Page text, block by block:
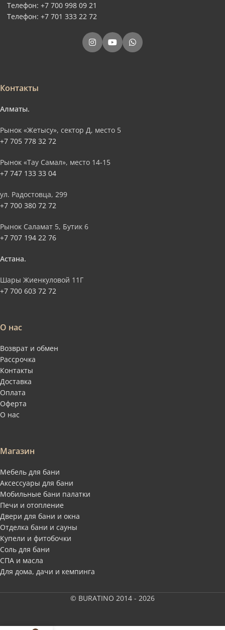
Телефон: +7 700 998 09 21
Телефон: +7 701 333 22 72
Контакты
Алматы.
Рынок «Жетысу», сектор Д, место 5
+7 705 778 32 72
Рынок «Тау Самал», место 14-15
+7 747 133 33 04
ул. Радостовца, 299
+7 700 380 72 72
Рынок Саламат 5, Бутик 6
+7 707 194 22 76
Астана.
Шары Жиенкуловой 11Г
+7 700 603 72 72
О нас
Возврат и обмен
Рассрочка
Контакты
Доставка
Оплата
Оферта
О нас
Магазин
Мебель для бани
Аксессуары для бани
Мобильные бани палатки
Печи и отопление
Двери для бани и окна
Отделка бани и сауны
Купели и фитобочки
Соль для бани
СПА и масла
Для дома, дачи и кемпинга
© BURATINO 2014 - 2026